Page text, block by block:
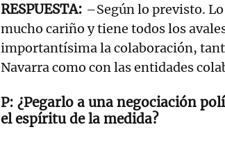
–Según lo previsto.
mucho cariño y tiene todos los
importantísima la colaboración,
Navarra como con las entidades
¿Pegarlo a una negociación
el espíritu de la medida?